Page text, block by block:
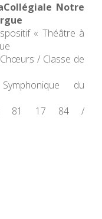
Notre
« Théâtre à
/ Classe de
du
81 17 84 /